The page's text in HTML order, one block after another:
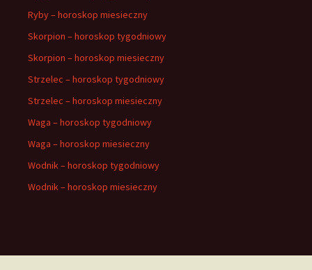
Ryby – horoskop miesieczny
Skorpion – horoskop tygodniowy
Skorpion – horoskop miesieczny
Strzelec – horoskop tygodniowy
Strzelec – horoskop miesieczny
Waga – horoskop tygodniowy
Waga – horoskop miesieczny
Wodnik – horoskop tygodniowy
Wodnik – horoskop miesieczny